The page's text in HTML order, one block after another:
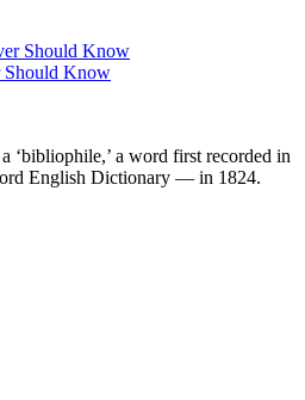
Should Know
‘bibliophile,’ a word first recorded in
English Dictionary — in 1824.